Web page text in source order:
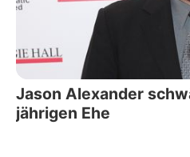
Jason Alexander
jährigen Ehe